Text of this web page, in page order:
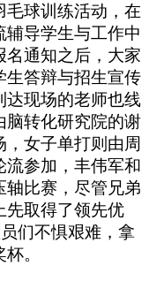
毛球训练活动，在
导学生与工作中
名通知之后，大家
生答辩与招生宣传
达现场的老师也线
脑转化研究院的谢
女子单打则由周
流参加，丰伟军和
轴比赛，尽管兄弟
先取得了领先优
们不惧艰难，拿
。